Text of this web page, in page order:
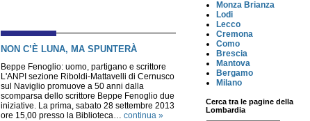
NON C’È LUNA, MA SPUNTERÀ
Beppe Fenoglio: uomo, partigano e scrittore
L'ANPI sezione Riboldi-Mattavelli di Cernusco
sul Naviglio promuove a 50 anni dalla
scomparsa dello scrittore Beppe Fenoglio due
iniziative. La prima, sabato 28 settembre 2013
ore 15,00 presso la Biblioteca… continua »
Monza Brianza
Lodi
Lecco
Cremona
Como
Brescia
Mantova
Bergamo
Milano
Cerca tra le pagine della
Lombardia